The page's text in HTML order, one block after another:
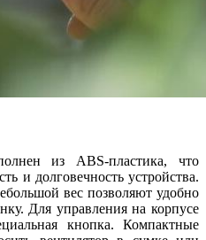
из ABS-пластика, что
и долговечность устройства.
вес позволяют удобно
Для управления на корпусе
кнопка. Компактные